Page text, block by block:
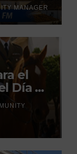
MANAGER
el
Día de
por